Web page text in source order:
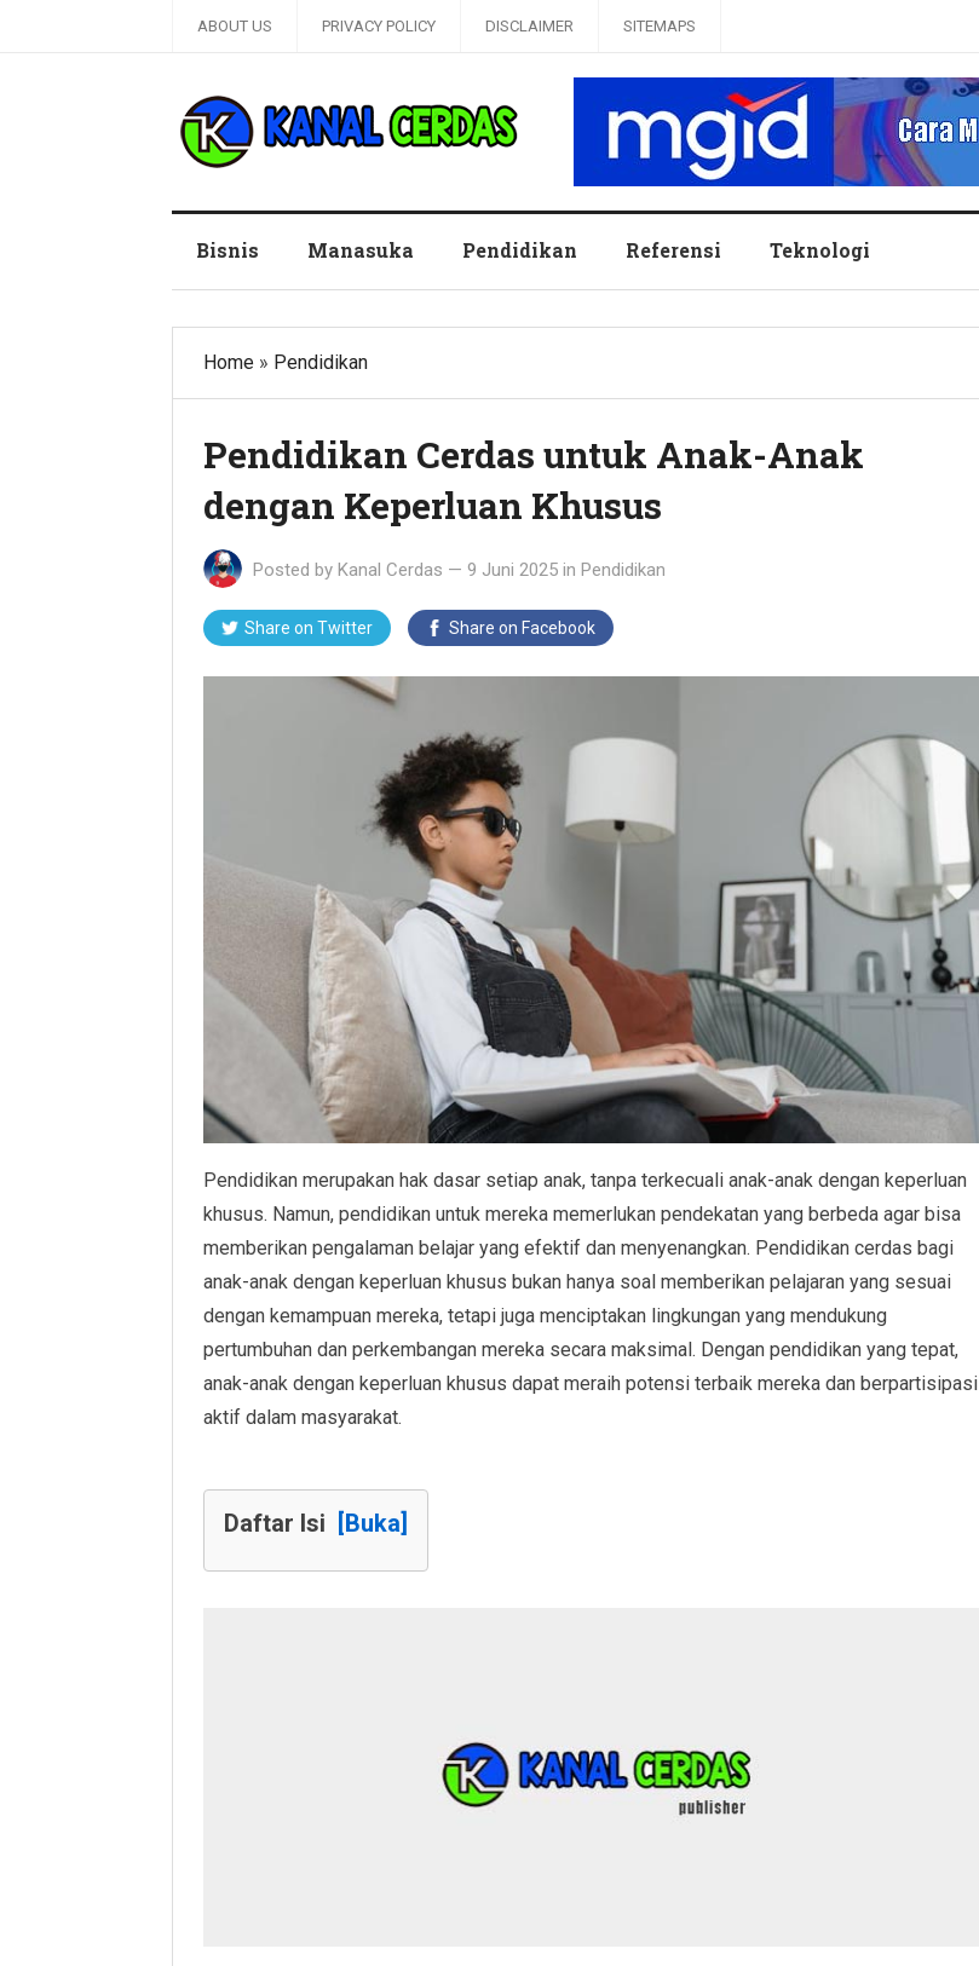
ABOUT US PRIVACY POLICY DISCLAIMER SITEMAPS
Bisnis Manasuka Pendidikan Referensi Teknologi
Home » Pendidikan
Pendidikan Cerdas untuk Anak-Anak
dengan Keperluan Khusus
Posted by Kanal Cerdas — 9 Juni 2025 in Pendidikan
Share on Twitter Share on Facebook
Pendidikan merupakan hak dasar setiap anak, tanpa terkecuali anak-anak dengan keperluan
khusus. Namun, pendidikan untuk mereka memerlukan pendekatan yang berbeda agar bisa
memberikan pengalaman belajar yang efektif dan menyenangkan. Pendidikan cerdas bagi
anak-anak dengan keperluan khusus bukan hanya soal memberikan pelajaran yang sesuai
dengan kemampuan mereka, tetapi juga menciptakan lingkungan yang mendukung
pertumbuhan dan perkembangan mereka secara maksimal. Dengan pendidikan yang tepat,
anak-anak dengan keperluan khusus dapat meraih potensi terbaik mereka dan berpartisipasi
aktif dalam masyarakat.
Daftar Isi [Buka]